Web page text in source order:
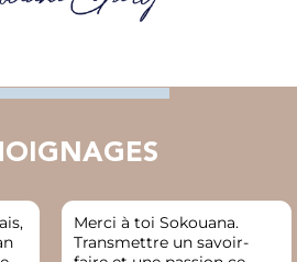
Merci à toi Sokouana.
Transmettre un savoir-